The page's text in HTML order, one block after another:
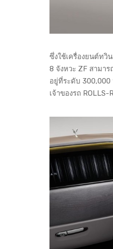
ซึ่งใช้เครื่องยนต์ทวิ
8 จังหวะ ZF สามา
อยู่ที่ระดับ
เจ้าของรถ